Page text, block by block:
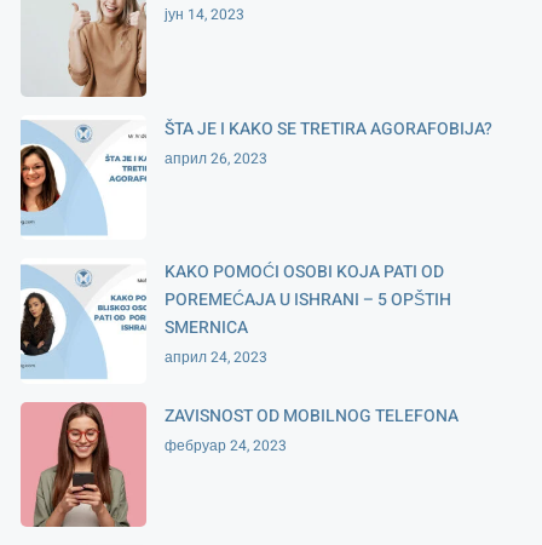
јун 14, 2023
ŠTA JE I KAKO SE TRETIRA AGORAFOBIJA?
април 26, 2023
KAKO POMOĆI OSOBI KOJA PATI OD
POREMEĆAJA U ISHRANI – 5 OPŠTIH
SMERNICA
април 24, 2023
ZAVISNOST OD MOBILNOG TELEFONA
фебруар 24, 2023